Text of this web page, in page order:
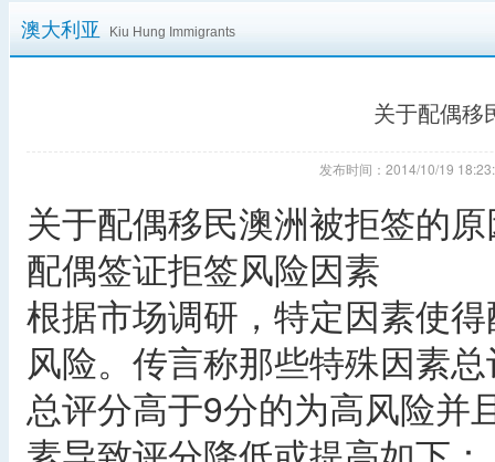
澳大利亚 Kiu Hung Immigrants
关于配偶移
发布时间：2014/10/19
关于配偶移民澳洲被拒签的
配偶签证拒签风险因素
根据市场调研，特定因素使
风险。传言称那些特殊因素
总评分高于9分的为高风险并